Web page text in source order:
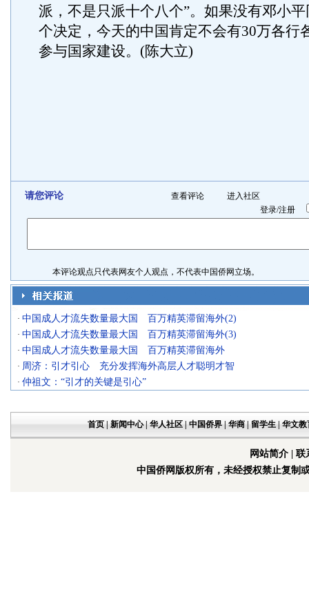
派，不是只派十个八个”。如果没有邓小
个决定，今天的中国肯定不会有30万各行
参与国家建设。(陈大立)
请您评论 查看评论
进入社区
登录/注册
本评论观点只代表网友个人观点，不代表中国侨网立场。
· 中国成人才流失数量最大国 百万精英滞留海外(2)
· 中国成人才流失数量最大国 百万精英滞留海外(3)
· 中国成人才流失数量最大国 百万精英滞留海外
· 周济：引才引心 充分发挥海外高层人才聪明才智
· 仲祖文：“引才的关键是引心”
首页| 新闻中心| 华人社区| 中国侨界| 华商| 留学生| 华文教
网站简介| 联
中国侨网版权所有，未经授权禁止复制